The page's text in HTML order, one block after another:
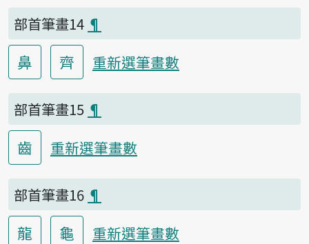
部首筆畫14 ¶
鼻 齊 重新選筆畫數
部首筆畫15 ¶
齒 重新選筆畫數
部首筆畫16 ¶
龍 龜 重新選筆畫數